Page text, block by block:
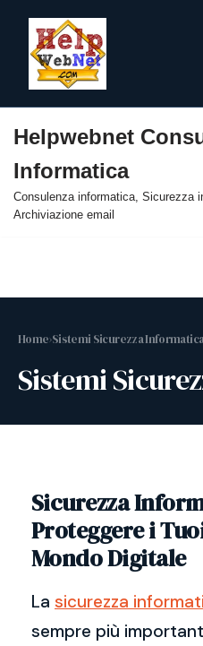
al
contenuto
Helpwebnet
Informatica
Consulenza informatica, Sicurezza
Archiviazione email
Home›Sistemi Sicurezza
Sistemi
Sicurezza
Proteggere i
Mondo Digitale
La sicurezza
sempre più